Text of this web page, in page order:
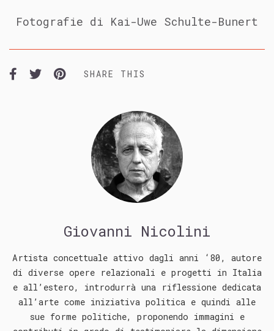
Fotografie di Kai-Uwe Schulte-Bunert
SHARE THIS
Giovanni Nicolini
Artista concettuale attivo dagli anni ‘80, autore
di diverse opere relazionali e progetti in Italia
e all’estero, introdurrà una riflessione dedicata
all’arte come iniziativa politica e quindi alle
sue forme politiche, proponendo immagini e